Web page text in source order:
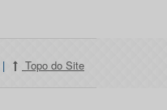
| Topo do Site